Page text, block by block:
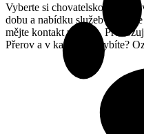
Vyberte si chovatelskou stanici
dobu a nabídku služeb si
mějte kontakt po ruce.
Přerov a v katalogu chybíte?